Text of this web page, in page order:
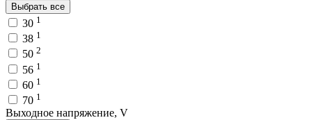
Выбрать все
30 1
38 1
50 2
56 1
60 1
70 1
Выходное напряжение, V